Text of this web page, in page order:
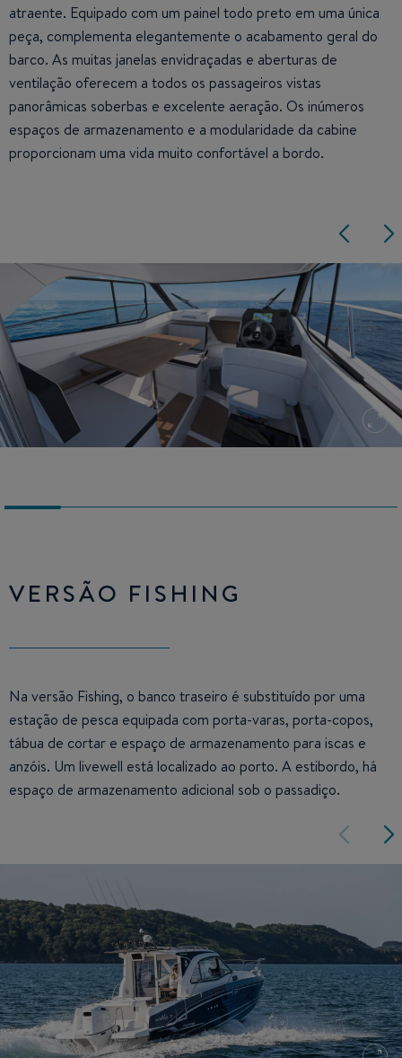
atraente. Equipado com um painel todo preto em uma única
peça, complementa elegantemente o acabamento geral do
barco. As muitas janelas envidraçadas e aberturas de
ventilação oferecem a todos os passageiros vistas
panorâmicas soberbas e excelente aeração. Os inúmeros
espaços de armazenamento e a modularidade da cabine
proporcionam uma vida muito confortável a bordo.
VERSÃO FISHING
Na versão Fishing, o banco traseiro é substituído por uma
estação de pesca equipada com porta-varas, porta-copos,
tábua de cortar e espaço de armazenamento para iscas e
anzóis. Um livewell está localizado ao porto. A estibordo, há
espaço de armazenamento adicional sob o passadiço.